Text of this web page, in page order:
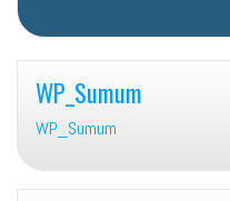
WP_Sumum
WP_Sumum